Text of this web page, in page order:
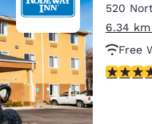
520
6.34
Free
2.57